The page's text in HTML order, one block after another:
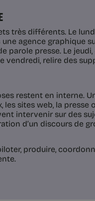
très différents. Le
agence graphique
parole presse. Le
vendredi, relire des
restent en interne.
les sites web, la presse
intervenir sur des
d’un discours de
produire,